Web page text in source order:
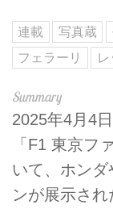
連載 写真蔵
フェラーリ
2025年4月4
「F1 東京フ
いて、ホン
ンが展示さ